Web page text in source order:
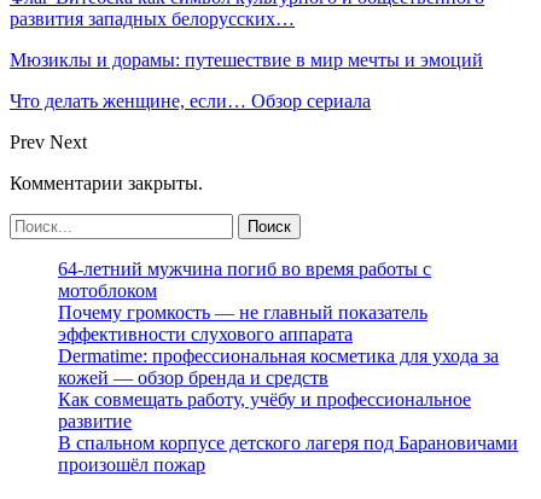
развития западных белорусских…
Мюзиклы и дорамы: путешествие в мир мечты и эмоций
Что делать женщине, если… Обзор сериала
Prev Next
Комментарии закрыты.
64-летний мужчина погиб во время работы с
мотоблоком
Почему громкость — не главный показатель
эффективности слухового аппарата
Dermatime: профессиональная косметика для ухода за
кожей — обзор бренда и средств
Как совмещать работу, учёбу и профессиональное
развитие
В спальном корпусе детского лагеря под Барановичами
произошёл пожар